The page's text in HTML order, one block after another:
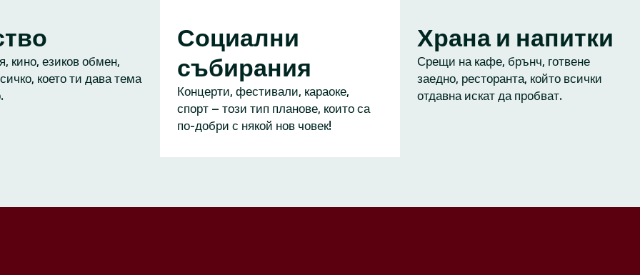
кино, езиков обмен,
което ти дава тема
Социални
събирания
Концерти, фестивали, караоке,
спорт – този тип планове, които са
по-добри с някой нов човек!
Храна и напитки
Срещи на кафе, брънч, готвене
заедно, ресторанта, който всички
отдавна искат да пробват.